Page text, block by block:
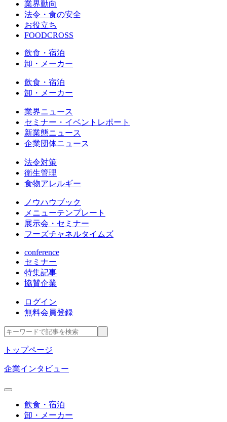
業界動向
法令・食の安全
お役立ち
FOODCROSS
飲食・宿泊
卸・メーカー
飲食・宿泊
卸・メーカー
業界ニュース
セミナー・イベントレポート
新業態ニュース
企業団体ニュース
法令対策
衛生管理
食物アレルギー
ノウハウブック
メニューテンプレート
展示会・セミナー
フーズチャネルタイムズ
conference
セミナー
特集記事
協賛企業
ログイン
無料会員登録
トップページ
企業インタビュー
飲食・宿泊
卸・メーカー